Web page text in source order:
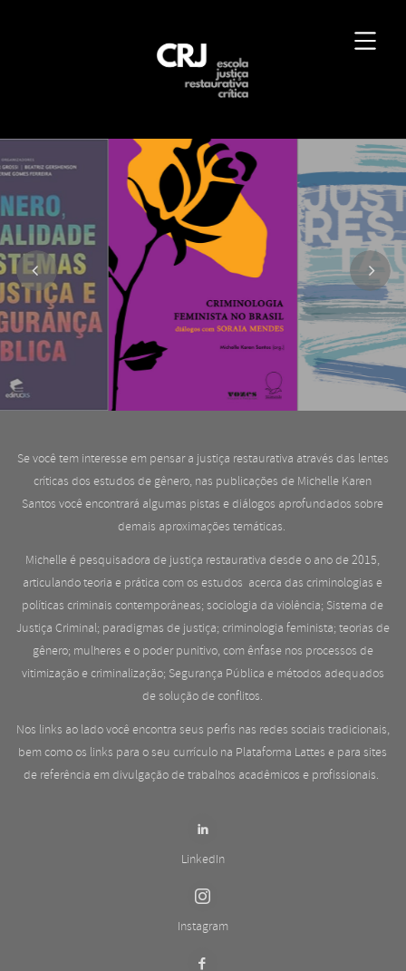
Se você tem interesse em pensar a justiça restaurativa através das lentes
críticas dos estudos de gênero, nas publicações de Michelle Karen
Santos você encontrará algumas pistas e diálogos aprofundados sobre
demais aproximações temáticas.
Michelle é pesquisadora de justiça restaurativa desde o ano de 2015,
articulando teoria e prática com os estudos acerca das criminologias e
políticas criminais contemporâneas; sociologia da violência; Sistema de
Justiça Criminal; paradigmas de justiça; criminologia feminista; teorias de
gênero; mulheres e o poder punitivo, com ênfase nos processos de
vitimização e criminalização; Segurança Pública e métodos adequados
de solução de conflitos.
Nos links ao lado você encontra seus perfis nas redes sociais tradicionais,
bem como os links para o seu currículo na Plataforma Lattes e para sites
de referência em divulgação de trabalhos acadêmicos e profissionais.
LinkedIn
Instagram